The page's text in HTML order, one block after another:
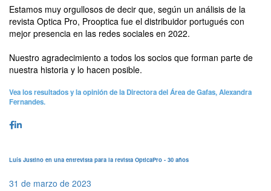
Estamos muy orgullosos de decir que, según un análisis de la
revista Optica Pro, Prooptica fue el distribuidor portugués con
mejor presencia en las redes sociales en 2022.
Nuestro agradecimiento a todos los socios que forman parte de
nuestra historia y lo hacen posible.
Vea los resultados y la opinión de la Directora del Área de Gafas, Alexandra
Fernandes.
Luís Justino en una entrevista para la revista OpticaPro - 30 años
31 de marzo de 2023